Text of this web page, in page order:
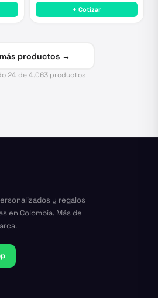
+ Cotizar
productos →
24 de4.063productos
y regalos
en Colombia. Más de